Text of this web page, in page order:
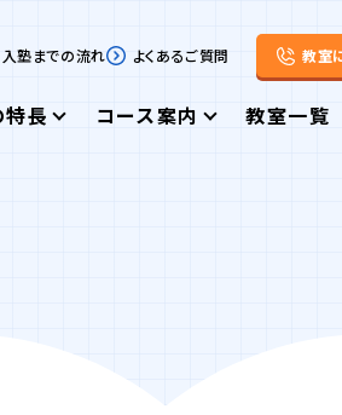
入塾までの流れ よくあるご質問 教室
長 コース案内 教室一覧